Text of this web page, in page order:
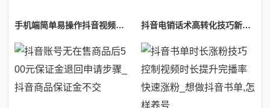
手机端简单易操作抖音视频剪辑制作教程无需电脑也能做_抖音短视频手机剪辑用什么软件 抖音电销话术高转化技巧新手也能快速上手使用_抖音电话销售话术